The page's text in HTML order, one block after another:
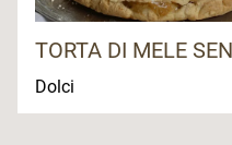
TORTA DI MELE
Dolci